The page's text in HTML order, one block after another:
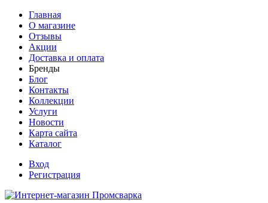
Главная
О магазине
Отзывы
Акции
Доставка и оплата
Бренды
Блог
Контакты
Коллекции
Услуги
Новости
Карта сайта
Каталог
Вход
Регистрация